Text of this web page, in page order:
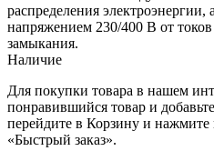
распределения электроэнергии,
напряжением 230/400 В от токов
замыкания.
Наличие
Для покупки товара в нашем
понравившийся товар и
перейдите в Корзину и
«Быстрый заказ».